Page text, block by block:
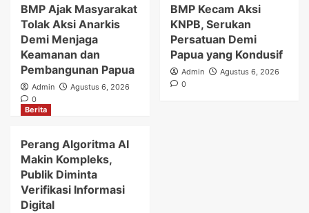
BMP Ajak Masyarakat
Tolak Aksi Anarkis
Demi Menjaga
Keamanan dan
Pembangunan Papua
Admin
Agustus 6, 2026
0
BMP Kecam Aksi
KNPB, Serukan
Persatuan Demi
Papua yang Kondusif
Admin
Agustus 6, 2026
0
Berita
Perang Algoritma AI
Makin Kompleks,
Publik Diminta
Verifikasi Informasi
Digital